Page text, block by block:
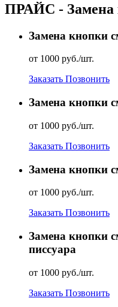
ПРАЙС - Замена
Замена кнопки
от 1000 руб./шт.
Заказать Позвонить
Замена кнопки
от 1000 руб./шт.
Заказать Позвонить
Замена кнопки
от 1000 руб./шт.
Заказать Позвонить
Замена кнопки
писсуара
от 1000 руб./шт.
Заказать Позвонить